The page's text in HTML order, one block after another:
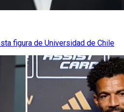
figura de Universidad de Chile